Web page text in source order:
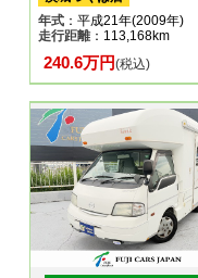
年式 ：平成21年(2009年)
走行距離：113,168km
240.6万円(税込)